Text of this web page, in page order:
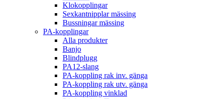
Klokopplingar
Sexkantnipplar mässing
Bussningar mässing
PA-kopplingar
Alla produkter
Banjo
Blindplugg
PA12-slang
PA-koppling rak inv. gänga
PA-koppling rak utv. gänga
PA-koppling vinklad